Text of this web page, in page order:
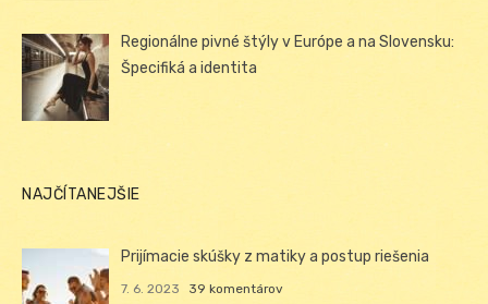
Regionálne pivné štýly v Európe a na Slovensku:
Špecifiká a identita
NAJČÍTANEJŠIE
Prijímacie skúšky z matiky a postup riešenia
7. 6. 2023 39 komentárov